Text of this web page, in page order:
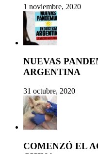
1 noviembre, 2020
NUEVAS
ARGENTINA
31 octubre, 2020
COMENZÓ EL